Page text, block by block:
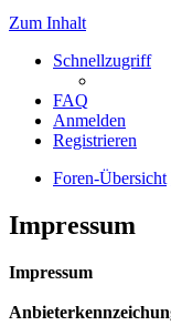
Zum Inhalt
Schnellzugriff
FAQ
Anmelden
Registrieren
Foren-Übersicht
Impressum
Impressum